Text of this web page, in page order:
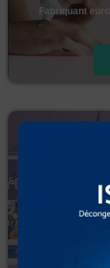
Fabriquant
Gamme